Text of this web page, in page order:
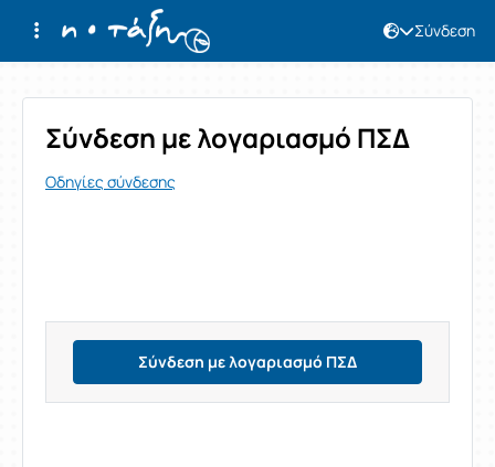
Σύνδεση
Σύνδεση
Σύνδεση με λογαριασμό ΠΣΔ
Οδηγίες σύνδεσης
Σύνδεση με λογαριασμό ΠΣΔ